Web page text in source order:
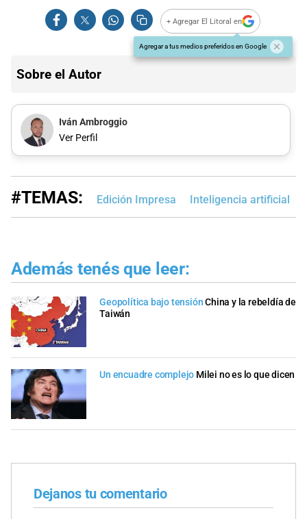
+ Agregar El Litoral en
Agregar a tus medios preferidos en Google
Sobre el Autor
Iván Ambroggio
Ver Perfil
#TEMAS: Edición Impresa Inteligencia artificial
Además tenés que leer:
Geopolítica bajo tensiónChina y la rebeldía de
Taiwán
Un encuadre complejo Milei no es lo que dicen
Dejanos tu comentario